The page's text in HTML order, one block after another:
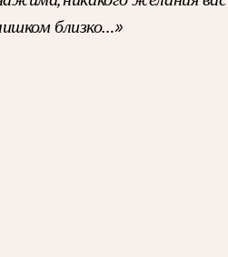
близко…»